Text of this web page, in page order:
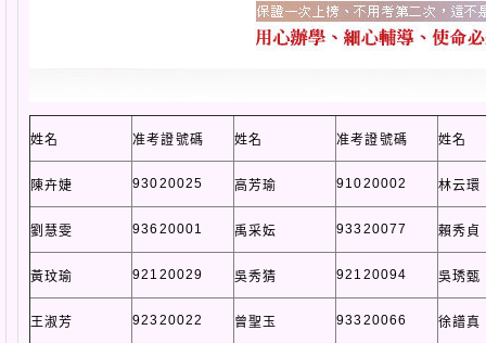
姓名 准考證號碼 姓名 准考證號碼 姓名
陳卉婕 93020025 高芳瑜 91020002 林云環
劉慧雯 93620001 禹采妘 93320077 賴秀貞
黃玟瑜 92120029 吳秀猜 92120094 吳琇甄
王淑芳 92320022 曾聖玉 93320066 徐譜真